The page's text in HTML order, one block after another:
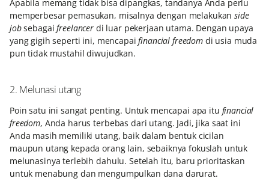
Apabila memang tidak bisa dipangkas, tandanya Anda perlu
memperbesar pemasukan, misalnya dengan melakukanside
jobsebagaifreelancer di luar pekerjaan utama. Dengan upaya
yang gigih seperti ini, mencapai ​​financial freedom di usia muda
pun tidak mustahil diwujudkan.
2. Melunasi utang
Poin satu ini sangat penting. Untuk mencapai apa itu financial
freedom, Anda harus terbebas dari utang. Jadi, jika saat ini
Anda masih memiliki utang, baik dalam bentuk cicilan
maupun utang kepada orang lain, sebaiknya fokuslah untuk
melunasinya terlebih dahulu. Setelah itu, baru prioritaskan
untuk menabung dan mengumpulkan dana darurat.